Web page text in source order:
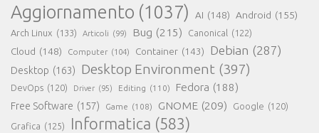
Aggiornamento (1037) AI (148) Android (155)
Arch Linux (133) Articoli (99) Bug (215) Canonical (122)
Cloud (148) Computer (104) Container (143) Debian (287)
Desktop (163) Desktop Environment (397)
DevOps (120) Driver (95) Editing (110) Fedora (188)
Free Software (157) Game (108) GNOME (209) Google (120)
Grafica (125) Informatica (583)